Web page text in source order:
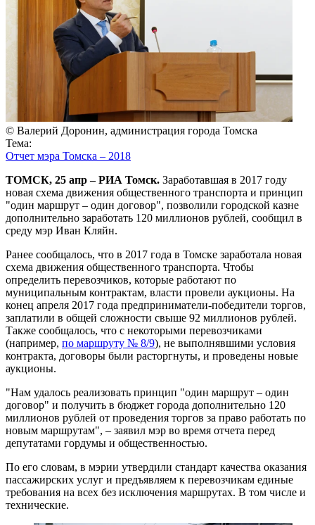
© Валерий Доронин, администрация города Томска
Тема:
Отчет мэра Томска – 2018
ТОМСК, 25 апр – РИА Томск. Заработавшая в 2017 году
новая схема движения общественного транспорта и принцип
"один маршрут – один договор", позволили городской казне
дополнительно заработать 120 миллионов рублей, сообщил в
среду мэр Иван Кляйн.
Ранее сообщалось, что в 2017 года в Томске заработала новая
схема движения общественного транспорта. Чтобы
определить перевозчиков, которые работают по
муниципальным контрактам, власти провели аукционы. На
конец апреля 2017 года предприниматели-победители торгов,
заплатили в общей сложности свыше 92 миллионов рублей.
Также сообщалось, что с некоторыми перевозчиками
(например, по маршруту № 8/9), не выполнявшими условия
контракта, договоры были расторгнуты, и проведены новые
аукционы.
"Нам удалось реализовать принцип "один маршрут – один
договор" и получить в бюджет города дополнительно 120
миллионов рублей от проведения торгов за право работать по
новым маршрутам", – заявил мэр во время отчета перед
депутатами гордумы и общественностью.
По его словам, в мэрии утвердили стандарт качества оказания
пассажирских услуг и предъявляем к перевозчикам единые
требования на всех без исключения маршрутах. В том числе и
технические.